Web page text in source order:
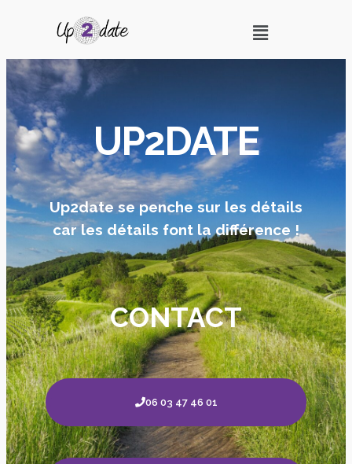
UP2DATE
Up2date se penche sur les détails
car les détails font la différence !
CONTACT
06 03 47 46 01